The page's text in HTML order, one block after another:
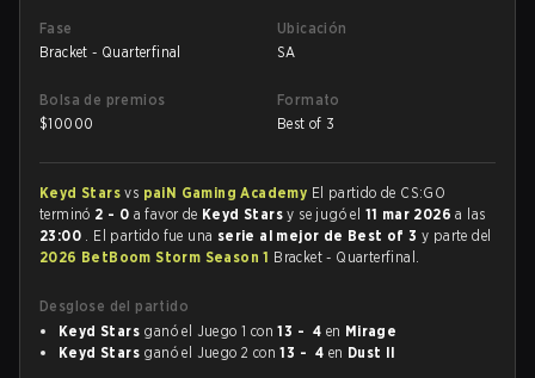
Fase
Bracket - Quarterfinal
Ubicación
SA
Bolsa de premios
$10000
Formato
Best of 3
Keyd Starsvs paiN Gaming Academy El partido de CS:GO
terminó 2 - 0 a favor de Keyd Starsy se jugó el 11 mar 2026a las
23:00 . El partido fue una serie al mejor de Best of 3y parte del
2026 BetBoom Storm Season 1 Bracket - Quarterfinal.
Desglose del partido
Keyd Stars ganó el Juego 1 con13 - 4 en Mirage
Keyd Stars ganó el Juego 2 con13 - 4 en Dust II